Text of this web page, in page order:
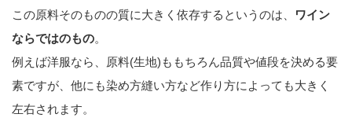
この原料そのものの質に大きく依存するというのは、
ワイン
ならではのもの。
例えば洋服なら、原料(生地)ももちろん品質や値段を決める要
素ですが、他にも染め方縫い方など作り方によっても大きく
左右されます。